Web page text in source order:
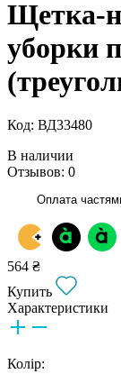
Щетка-
уборки
Код: ВД33480
В наличии
Отзывов: 0
Оплата
564 ₴
Купить
Характеристики
Колір: